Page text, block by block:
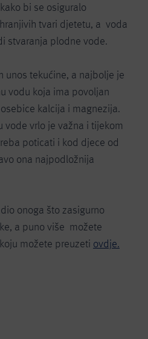
bi se osiguralo
tvari djetetu, a voda
stvaranja plodne vode.
unos tekućine, a najbolje je
vodu koja ima povoljan
kalcija i magnezija.
vode vrlo je važna i tijekom
poticati i kod djece od
ona najpodložnija
onoga što zasigurno
a puno više možete
možete preuzeti ovdje.